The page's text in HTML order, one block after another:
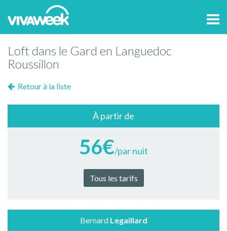
Loft dans le Gard en Languedoc
Roussillon
Retour à la liste
À partir de
56€/par nuit
Tous les tarifs
Bernard Legaillard